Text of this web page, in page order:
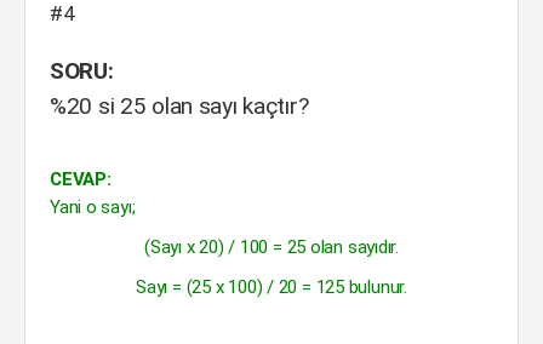
#4
SORU:
%20 si 25 olan sayı kaçtır?
CEVAP:
Yani o sayı;
(Sayı x 20) / 100 = 25 olan sayıdır.
Sayı = (25 x 100) / 20 = 125 bulunur.